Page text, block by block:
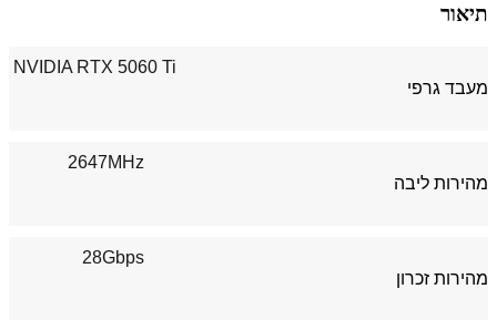
תיאור
מעבד גרפי
NVIDIA RTX 5060 Ti
מהירות ליבה
2647MHz
מהירות זכרון
28Gbps